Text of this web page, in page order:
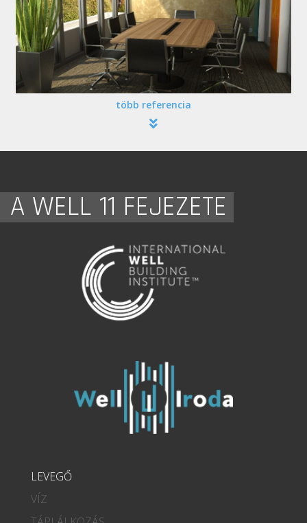
több referencia
A WELL 11 FEJEZETE
LEVEGŐ
VÍZ